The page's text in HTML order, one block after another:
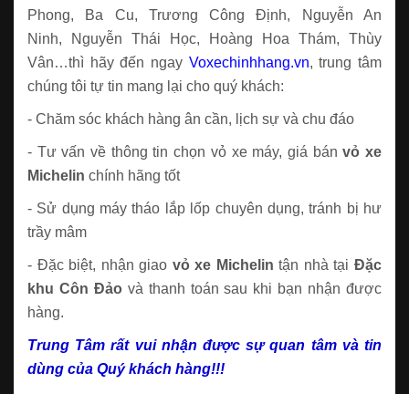
Phong, Ba Cu, Trương Công Định, Nguyễn An
Ninh, Nguyễn Thái Học, Hoàng Hoa Thám, Thùy
Vân…thì hãy đến ngay Voxechinhhang.vn, trung tâm
chúng tôi tự tin mang lại cho quý khách:
- Chăm sóc khách hàng ân cần, lịch sự và chu đáo
- Tư vấn về thông tin chọn vỏ xe máy, giá bánvỏ xe
Michelin chính hãng tốt
- Sử dụng máy tháo lắp lốp chuyên dụng, tránh bị hư
trầy mâm
- Đặc biệt, nhận giao vỏ xe Michelin tận nhà tạiĐặc
khu Côn Đảovà thanh toán sau khi bạn nhận được
hàng.
Trung Tâm rất vui nhận được sự quan tâm và tin
dùng của Quý khách hàng!!!